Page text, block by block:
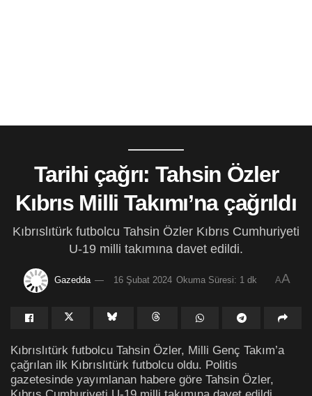
Tarihi çağrı: Tahsin Özler
Kıbrıs Milli Takımı’na çağrıldı
Kıbrıslıtürk futbolcu Tahsin Özler Kıbrıs Cumhuriyeti
U-19 milli takımına davet edildi.
Gazedda 16 Şubat 2024 Okuma Süresi: 1 dk AA
Kıbrıslıtürk futbolcu Tahsin Özler, Milli Genç Takım’a
çağrılan ilk Kıbrıslıtürk futbolcu oldu. Politis
gazetesinde yayımlanan habere göre Tahsin Özler,